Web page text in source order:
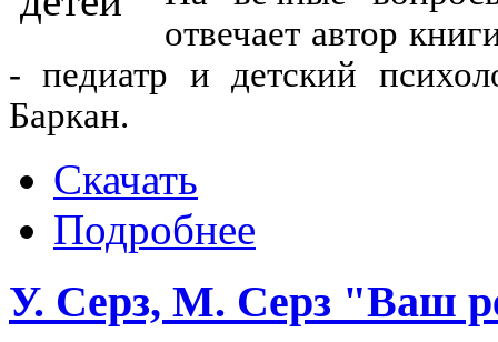
отвечает автор
- педиатр и детский
Баркан.
Скачать
Подробнее
У. Серз, М. Серз "Ваш